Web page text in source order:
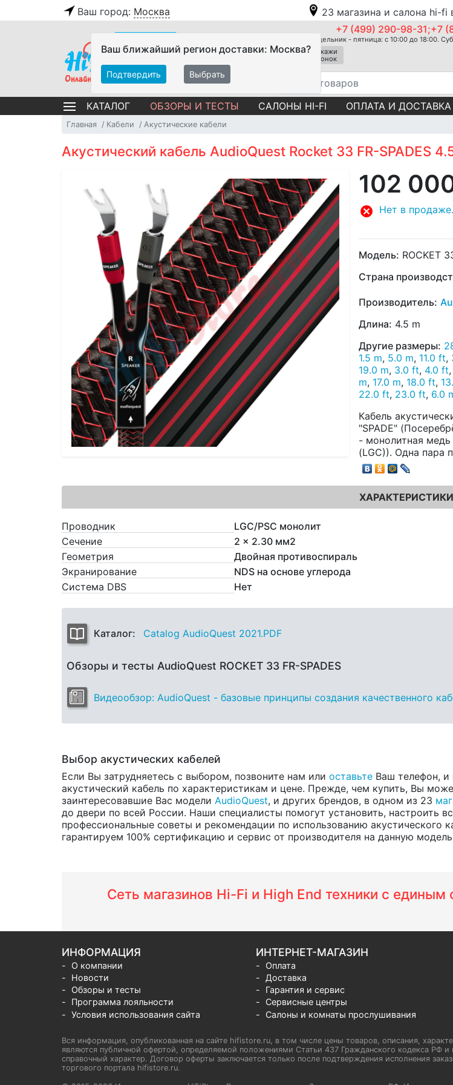
Ваш город: Москва 23 магазина и салона hi-fi
Ваш ближайший регион доставки: Москва?
Подтвердить Выбрать
+7 (499) 290-98-31;+7
Понедельник - пятница: с 10:00 до 18:00.
Закажи
звонок
КАТАЛОГ ОБЗОРЫ И ТЕСТЫ САЛОНЫ HI-FI ОПЛАТА И ДОСТАВКА
Главная Кабели Акустические кабели
Акустический кабель AudioQuest Rocket 33 FR-SPADES
102
Нет в продаже.
Модель: ROCKET
Страна
Производитель:
Длина: 4.5 m
Другие размеры:
1.5 m, 5.0 m, 11.0 ft,
19.0 m, 3.0 ft, 4.0 ft,
m, 17.0 m, 18.0 ft,
22.0 ft, 23.0 ft, 6.0
Кабель
"SPADE"
- монолитная медь
(LGC)). Одна пара
ХАРАКТЕРИСТИКИ
Проводник
LGC/PSC монолит
Сечение
2 x 2.30 мм2
Геометрия
Двойная противоспираль
Экранирование
NDS на основе углерода
Система DBS
Нет
Каталог: Catalog AudioQuest 2021.PDF
Обзоры и тесты AudioQuest ROCKET 33 FR-SPADES
Видеообзор: AudioQuest - базовые принципы создания качественного
Выбор акустических кабелей
Если Вы затрудняетесь с выбором, позвоните нам или оставьте Ваш телефон, и
акустический кабель по характеристикам и цене. Прежде, чем купить, Вы
заинтересовавшие Вас модели AudioQuest, и других брендов, в одном из 23
до двери по всей России. Наши специалисты помогут установить, настроить
профессиональные советы и рекомендации по использованию акустического
гарантируем 100% сертификацию и сервис от производителя на данную
Сеть магазинов Hi-Fi и High End техники с
ИНФОРМАЦИЯ
О компании
Новости
Обзоры и тесты
Программа лояльности
Условия использования сайта
ИНТЕРНЕТ-МАГАЗИН
Оплата
Доставка
Гарантия и сервис
Сервисные центры
Салоны и комнаты прослушивания
Вся информация, опубликованная на сайте hifistore.ru, в том числе цены товаров, описания,
являются публичной офертой, определяемой положениями Статьи 437 Гражданского кодекса РФ и
справочный характер. Договор оферты заключается только после подтверждения исполнения
торгового портала hifistore.ru.